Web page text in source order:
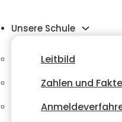
Unsere Schule
Leitbild
Zahlen und